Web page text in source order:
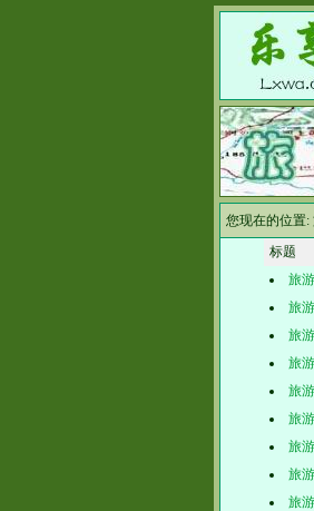
您现在的位置:
标题
旅
旅
旅
旅
旅
旅
旅
旅
旅